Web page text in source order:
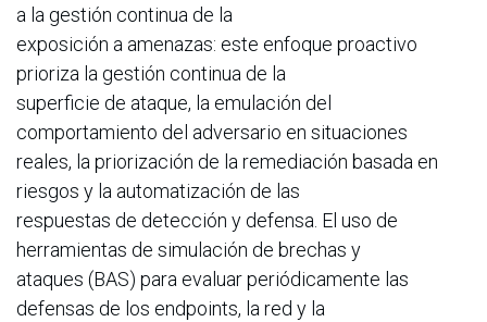
a la gestión continua de la
exposición a amenazas: este enfoque proactivo
prioriza la gestión continua de la
superficie de ataque, la emulación del
comportamiento del adversario en situaciones
reales, la priorización de la remediación basada en
riesgos y la automatización de las
respuestas de detección y defensa. El uso de
herramientas de simulación de brechas y
ataques (BAS) para evaluar periódicamente las
defensas de los endpoints, la red y la